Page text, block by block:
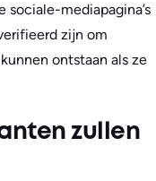
mediapagina’s
zijn om
ontstaan als ze
zullen